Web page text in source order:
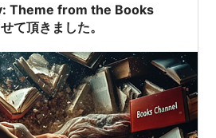
Theme from the Books
て頂きました。